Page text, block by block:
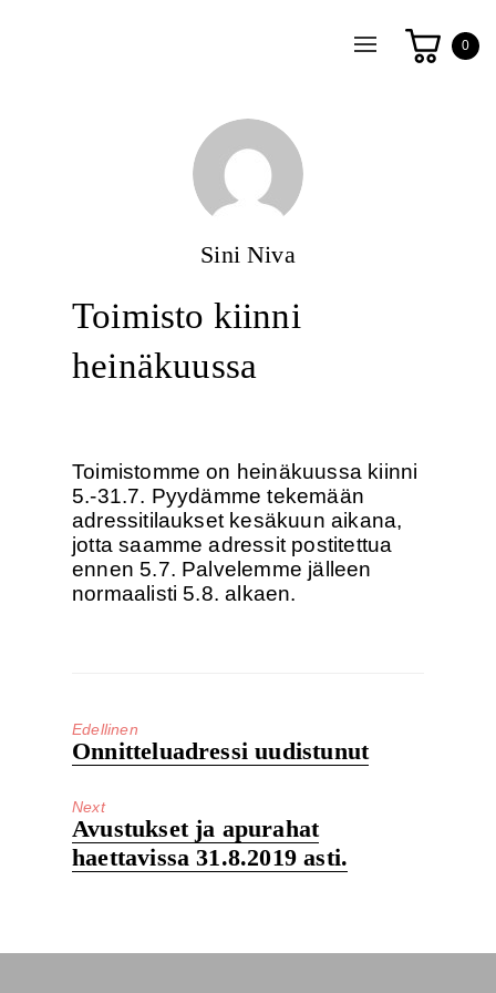
Toggle
0
Sini Niva
Toimisto kiinni
heinäkuussa
Toimistomme on heinäkuussa kiinni
5.-31.7. Pyydämme tekemään
adressitilaukset kesäkuun aikana,
jotta saamme adressit postitettua
ennen 5.7. Palvelemme jälleen
normaalisti 5.8. alkaen.
Edellinen
Edelleinen
artikkeli:
Onnitteluadressi uudistunut
Next
Next
post:
Avustukset ja apurahat
haettavissa 31.8.2019 asti.